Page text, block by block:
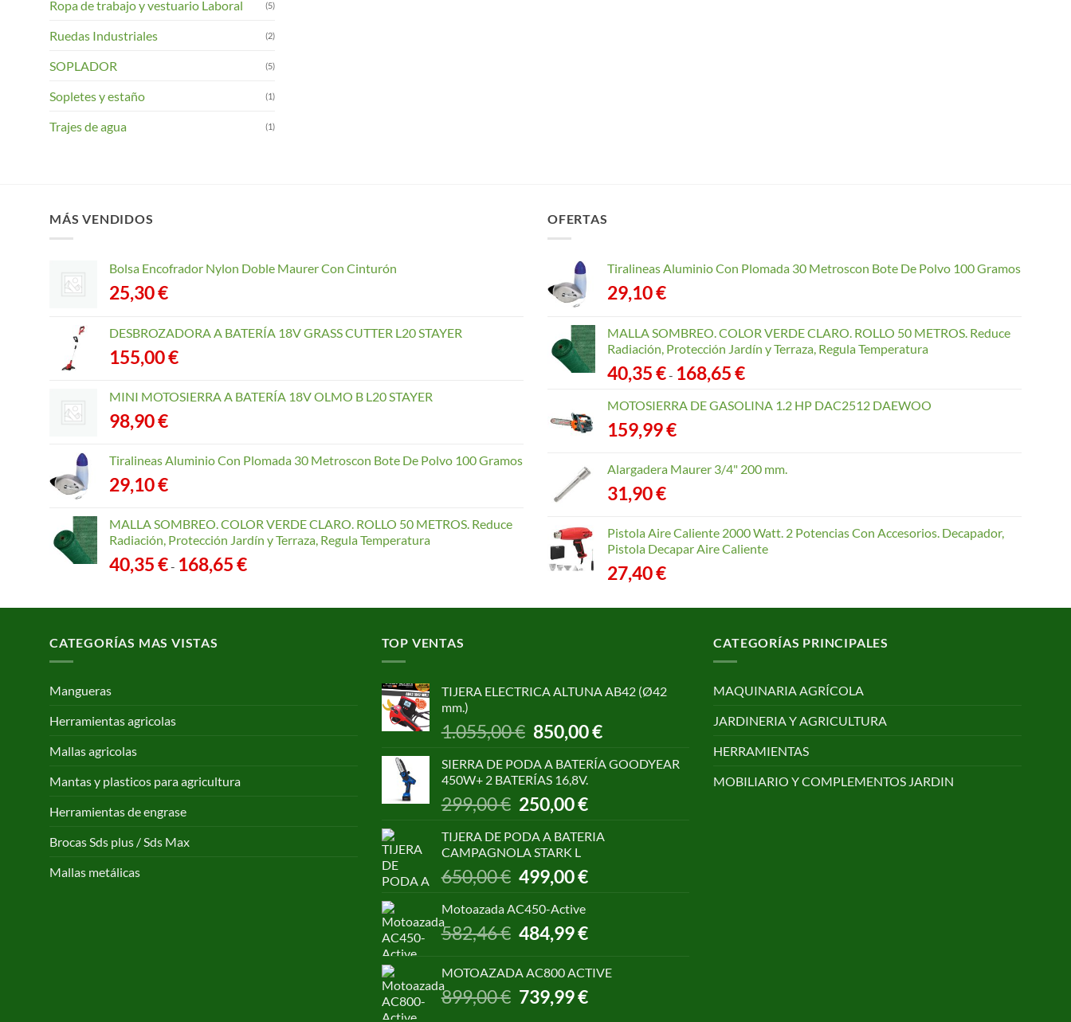
Ropa de trabajo y vestuario Laboral (5)
Ruedas Industriales (2)
SOPLADOR (5)
Sopletes y estaño (1)
Trajes de agua (1)
MÁS VENDIDOS
Bolsa Encofrador Nylon Doble Maurer Con Cinturón
25,30€
DESBROZADORA A BATERÍA 18V GRASS CUTTER L20 STAYER
155,00€
MINI MOTOSIERRA A BATERÍA 18V OLMO B L20 STAYER
98,90€
Tiralineas Aluminio Con Plomada 30 Metroscon Bote De Polvo 100 Gramos
29,10€
MALLA SOMBREO. COLOR VERDE CLARO. ROLLO 50 METROS. Reduce
Radiación, Protección Jardín y Terraza, Regula Temperatura
40,35€- 168,65€Rango
desde
OFERTAS
Tiralineas Aluminio Con Plomada 30 Metroscon Bote De Polvo 100 Gramos
29,10€
MALLA SOMBREO. COLOR VERDE CLARO. ROLLO 50 METROS. Reduce
Radiación, Protección Jardín y Terraza, Regula Temperatura
40,35€- 168,65€Rango
precios:
168,65 €
MOTOSIERRA DE GASOLINA 1.2 HP DAC2512 DAEWOO
159,99€
Alargadera Maurer 3/4" 200 mm.
31,90€
Pistola Aire Caliente 2000 Watt. 2 Potencias Con Accesorios. Decapador,
Pistola Decapar Aire Caliente
27,40€
CATEGORÍAS MAS VISTAS
Mangueras
Herramientas agricolas
Mallas agricolas
Mantas y plasticos para agricultura
Herramientas de engrase
Brocas Sds plus / Sds Max
Mallas metálicas
TOP VENTAS
TIJERA ELECTRICA ALTUNA AB42 (Ø42
mm.)
1.055,00€ El
precio
original
era:
1.055,00 €.
850,00€El
actual
SIERRA DE PODA A BATERÍA GOODYEAR
450W+ 2 BATERÍAS 16,8V.
299,00€ El
precio
original
era:
299,00 €.
250,00€El
actual
250,00 €.
TIJERA DE PODA A BATERIA
CAMPAGNOLA STARK L
650,00€
El
precio
original
650,00 €.
499,00€El
499,00 €.
Motoazada AC450-Active
582,46€
El
precio
era:
582,46 €.
484,99€El
es:
484,99 €.
MOTOAZADA AC800 ACTIVE
899,00€ El
precio
739,99€El
CATEGORÍAS PRINCIPALES
MAQUINARIA AGRÍCOLA
JARDINERIA Y AGRICULTURA
HERRAMIENTAS
MOBILIARIO Y COMPLEMENTOS JARDIN